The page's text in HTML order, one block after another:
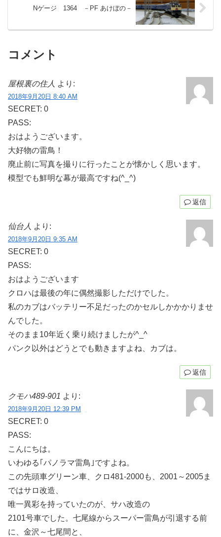
Nゲージ 1364 －PF あけぼの－
コメント
屋根裏の住人 より:
2018年9月20日 8:40 AM
SECRET: 0
PASS:
おはようございます。
大好物の雷鳥！
廃止前に写真を撮りに行ったことが懐かしく思います。
模型でも鮮明な幕が最高ですね(^_^)
返信
仙台人 より:
2018年9月20日 9:35 AM
SECRET: 0
PASS:
おはようございます
クロハは最後の年に偶然撮影しただけでした。
私のカブはバッテリー不足だったのかセルしかかかりませ
んでした。
そのまま10年近く乗り続けましたが^_^
パンク以外はどうとでも動きますよね、カブは。
返信
クモハ489-901 より:
2018年9月20日 12:39 PM
SECRET: 0
PASS:
こんにちは。
いわゆる｢パノラマ雷鳥｣ですよね。
この先頭車グリーン車、クロ481-2000も、2001～2005ま
ではサロ改造、
唯一異彩を持っていたのが、サハ改造の
2101号車でした。七尾線からスーパー雷鳥が引退する前
に、金沢～七尾間と、